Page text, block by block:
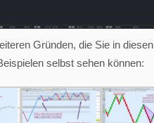
Gründen, die Sie in diesen
selbst sehen können: